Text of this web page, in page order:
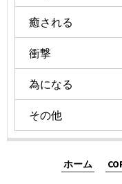
癒される
衝撃
為になる
その他
ホーム